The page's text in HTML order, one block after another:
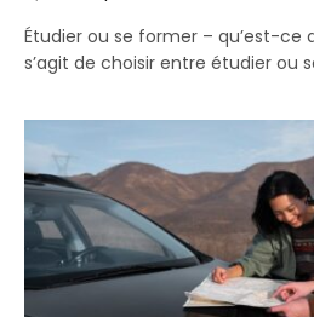
Étudier ou se former – qu’est-ce
s’agit de choisir entre étudier ou